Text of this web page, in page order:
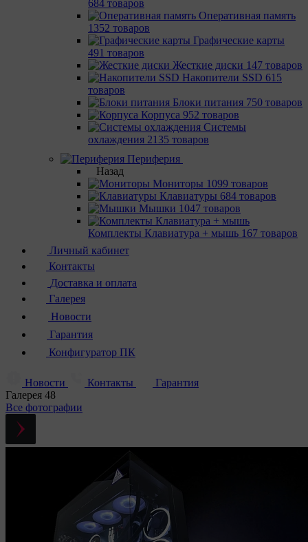
684 товаров
Оперативная память
1352 товаров
Графические карты
491 товаров
Жесткие диски 147 товаров
Накопители SSD 615
товаров
Блоки питания 750 товаров
Корпуса 952 товаров
Системы
охлаждения 2135 товаров
Периферия
Назад
Мониторы 1099 товаров
Клавиатуры 684 товаров
Мышки 1047 товаров
Комплекты Клавиатура + мышь 167 товаров
Личный кабинет
Контакты
Доставка и оплата
Галерея
Новости
Гарантия
Конфигуратор ПК
Новости Контакты
Гарантия
Галерея 48
Все фотографии